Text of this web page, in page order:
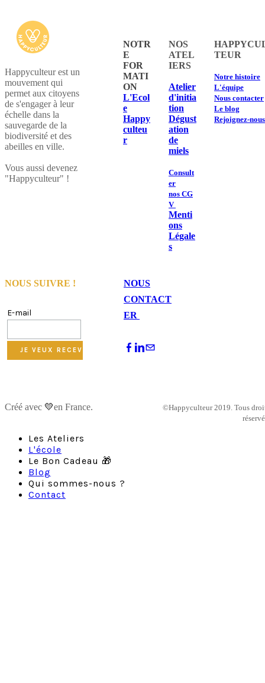
Happyculteur est un
mouvement qui
permet aux citoyens
de s'engager à leur
échelle dans la
sauvegarde de la
biodiversité et des
abeilles en ville.
​Vous aussi devenez
"Happyculteur" !
NOTR
E
FOR
MATI
ON
L'Ecol
e
Happy
culteu
r
NOS
ATEL
IERS
​Atelier
d'initia
tion
Dégust
ation
de
miels
Consult
er
nos CG
V
Menti
ons
Légale
s
TEUR
​Notre histoire
L'équipe
Nous contacter
Le blog
Rejoignez-
NOUS SUIVRE !
E-mail
NOUS
CONTACT
ER
Créé avec 💛en France.
©Happyculteur 2019. Tous
Les Ateliers
L'école
Le Bon Cadeau 🎁
Blog
Qui sommes-nous ?
Contact